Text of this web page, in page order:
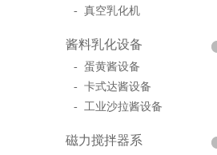
- 真空乳化机
酱料乳化设备
- 蛋黄酱设备
- 卡式达酱设备
- 工业沙拉酱设备
磁力搅拌器系